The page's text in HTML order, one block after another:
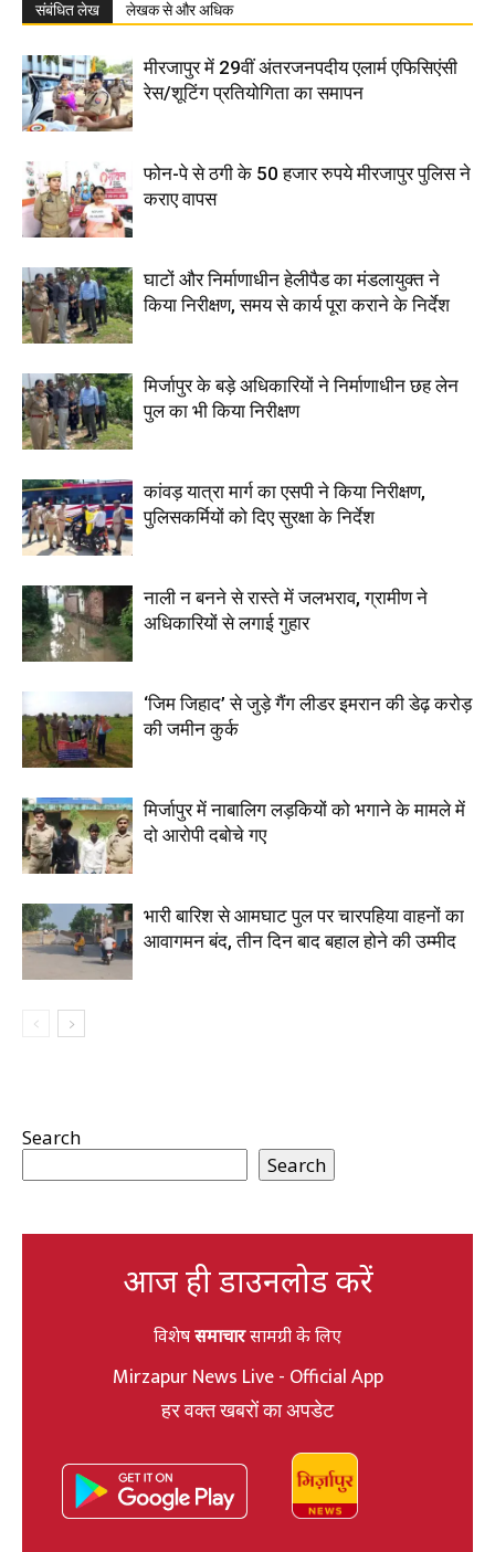
संबंधित लेख लेखक से और अधिक
मीरजापुर में 29वीं अंतरजनपदीय एलार्म एफिसिएंसी
रेस/शूटिंग प्रतियोगिता का समापन
फोन-पे से ठगी के 50 हजार रुपये मीरजापुर पुलिस ने
कराए वापस
घाटों और निर्माणाधीन हेलीपैड का मंडलायुक्त ने
किया निरीक्षण, समय से कार्य पूरा कराने के निर्देश
मिर्जापुर के बड़े अधिकारियों ने निर्माणाधीन छह लेन
पुल का भी किया निरीक्षण
कांवड़ यात्रा मार्ग का एसपी ने किया निरीक्षण,
पुलिसकर्मियों को दिए सुरक्षा के निर्देश
नाली न बनने से रास्ते में जलभराव, ग्रामीण ने
अधिकारियों से लगाई गुहार
‘जिम जिहाद’ से जुड़े गैंग लीडर इमरान की डेढ़ करोड़
की जमीन कुर्क
मिर्जापुर में नाबालिग लड़कियों को भगाने के मामले में
दो आरोपी दबोचे गए
भारी बारिश से आमघाट पुल पर चारपहिया वाहनों का
आवागमन बंद, तीन दिन बाद बहाल होने की उम्मीद
Search
Search
आज ही डाउनलोड करें
विशेषसमाचारसामग्री के लिए
Mirzapur News Live - Official App
हर वक्त खबरों का अपडेट